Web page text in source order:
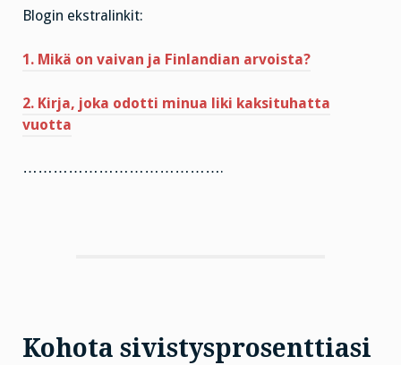
Blogin ekstralinkit:
1. Mikä on vaivan ja Finlandian arvoista?
2. Kirja, joka odotti minua liki kaksituhatta
vuotta
………………………………….
Kohota sivistysprosenttiasi